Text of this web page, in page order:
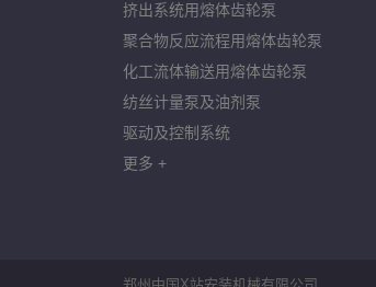
挤出系统用熔体齿轮泵
聚合物反应流程用熔体齿轮泵
化工流体输送用熔体齿轮泵
纺丝计量泵及油剂泵
驱动及控制系统
更多 +